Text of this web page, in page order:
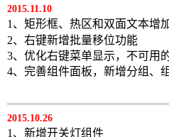
2015.11.10
1、矩形框、热区和双面文本增
2、右键新增批量移位功能
3、优化右键菜单显示，不可用
4、完善组件面板，新增分组、
2015.10.26
1、新增开关灯组件